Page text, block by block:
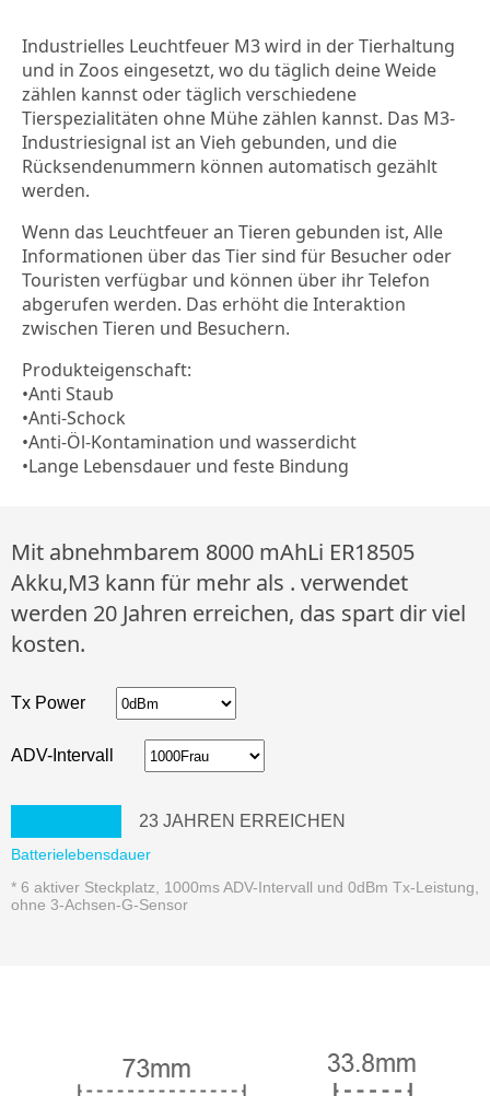
Industrielles Leuchtfeuer M3 wird in der Tierhaltung
und in Zoos eingesetzt, wo du täglich deine Weide
zählen kannst oder täglich verschiedene
Tierspezialitäten ohne Mühe zählen kannst. Das M3-
Industriesignal ist an Vieh gebunden, und die
Rücksendenummern können automatisch gezählt
werden.
Wenn das Leuchtfeuer an Tieren gebunden ist, Alle
Informationen über das Tier sind für Besucher oder
Touristen verfügbar und können über ihr Telefon
abgerufen werden. Das erhöht die Interaktion
zwischen Tieren und Besuchern.
Produkteigenschaft:
•Anti Staub
•Anti-Schock
•Anti-Öl-Kontamination und wasserdicht
•Lange Lebensdauer und feste Bindung
Mit abnehmbarem 8000 mAhLi ER18505
Akku,M3 kann für mehr als . verwendet
werden 20 Jahren erreichen, das spart dir viel
kosten.
Tx Power
ADV-Intervall
23JAHREN ERREICHEN
Batterielebensdauer
* 6 aktiver Steckplatz, 1000ms ADV-Intervall und 0dBm Tx-Leistung,
ohne 3-Achsen-G-Sensor